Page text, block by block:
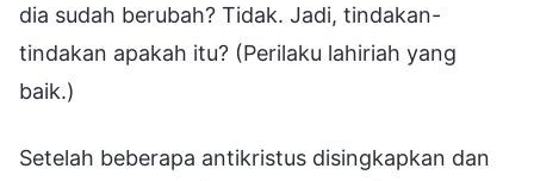
dia sudah berubah? Tidak. Jadi, tindakan-
tindakan apakah itu? (Perilaku lahiriah yang
baik.)
Setelah beberapa antikristus disingkapkan dan